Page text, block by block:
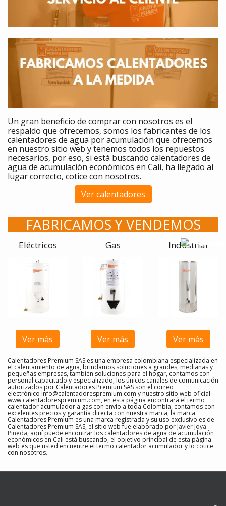
Un gran beneficio de comprarcon nosotros es el
respaldo que ofrecemos, somos los fabricantes de los
calentadores de agua por acumulación que ofrecemos
en nuestro sitio web y tenemos todos los repuestos
necesarios, por eso, si está buscando calentadores de
agua de acumulación económicos en Cali, ha llegado al
lugar correcto, cotice con nosotros.
Ver calentadores
FABRICAMOS Y VENDEMOS
Eléctricos
Ver más
Gas
Ver más
Industrial
Ver más
Calentadores Premium SAS es una empresa colombiana especializada en
el calentamiento de agua, brindamos soluciones a grandes, medianas y
pequeñas empresas, también soluciones para el hogar, contamos con
personal capacitado y especializado, los únicos canales de comunicación
autorizados por Calentadores Premium SAS son el correo
electrónico info@calentadorespremium.com y nuestro sitio web oficial
www.calentadorespremium.com, en esta página encontrará el termo
calentador acumulador a gas con envío a toda Colombia, contamos con
excelentes precios y garantía directa con nuestra marca, la marca
Calentadores Premium es una marca registrada y su uso exclusivo es de
Calentadores Premium SAS, el sitio web fue elaborado por Javier Joya
Pineda, aquí puede encontrar los calentadores de agua de acumulación
económicos en Cali está buscando, el objetivo principal de esta página
web es que usted encuentre el termo calentador acumulador y lo cotice
con nosotros.